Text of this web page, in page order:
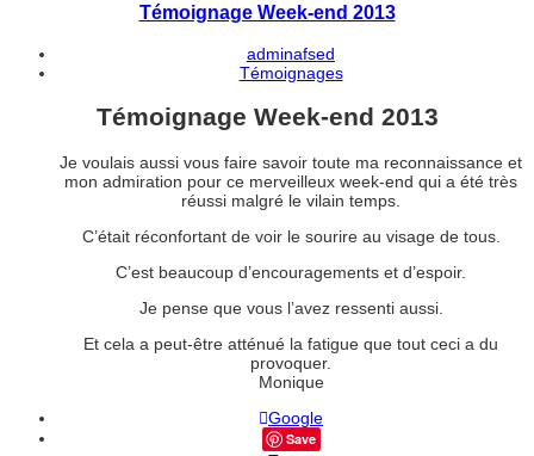
Témoignage Week-end 2013
adminafsed
Témoignages
Témoignage Week-end 2013
Je voulais aussi vous faire savoir toute ma reconnaissance et
mon admiration pour ce merveilleux week-end qui a été très
réussi malgré le vilain temps.
C’était réconfortant de voir le sourire au visage de tous.
C’est beaucoup d’encouragements et d’espoir.
Je pense que vous l’avez ressenti aussi.
Et cela a peut-être atténué la fatigue que tout ceci a du
provoquer.
Monique
Google
Save